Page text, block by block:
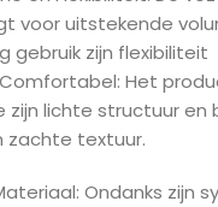
voor uitstekende
gebruik zijn flexibiliteit
Het
zijn lichte structuur en
textuur.
Ondanks zijn